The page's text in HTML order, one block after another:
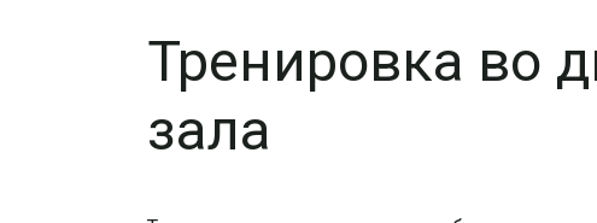
Тренировка во
зала